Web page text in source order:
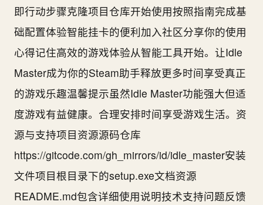
即行动步骤克隆项目仓库开始使用按照指南完成基
础配置体验智能挂卡的便利加入社区分享你的使用
心得记住高效的游戏体验从智能工具开始。让Idle
Master成为你的Steam助手释放更多时间享受真正
的游戏乐趣温馨提示虽然Idle Master功能强大但适
度游戏有益健康。合理安排时间享受游戏生活。资
源与支持项目资源源码仓库
https://gitcode.com/gh_mirrors/id/idle_master安装
文件项目根目录下的setup.exe文档资源
README.md包含详细使用说明技术支持问题反馈